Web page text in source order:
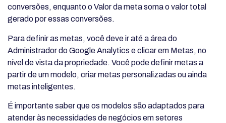
conversões, enquanto o Valor da meta soma o valor total
gerado por essas conversões.
Para definir as metas, você deve ir até a área do
Administrador do Google Analytics e clicar em Metas, no
nível de vista da propriedade. Você pode definir metas a
partir de um modelo, criar metas personalizadas ou ainda
metas inteligentes.
É importante saber que os modelos são adaptados para
atender às necessidades de negócios em setores